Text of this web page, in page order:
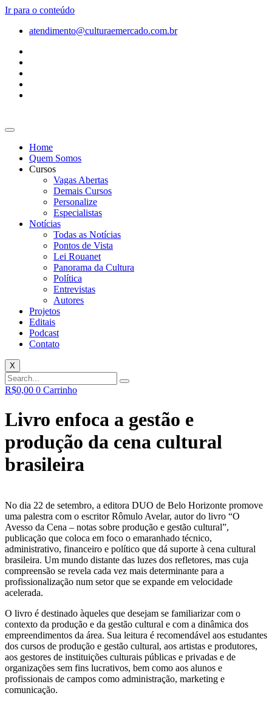
Ir para o conteúdo
atendimento@culturaemercado.com.br
Home
Quem Somos
Cursos
Vagas Abertas
Demais Cursos
Personalize
Especialistas
Notícias
Todas as Notícias
Pontos de Vista
Lei Rouanet
Panorama da Cultura
Política
Entrevistas
Autores
Projetos
Editais
Podcast
Contato
X
R$0,00 0 Carrinho
Livro enfoca a gestão e
produção da cena cultural
brasileira
No dia 22 de setembro, a editora DUO de Belo Horizonte promove
uma palestra com o escritor Rômulo Avelar, autor do livro “O
Avesso da Cena – notas sobre produção e gestão cultural”,
publicação que coloca em foco o emaranhado técnico,
administrativo, financeiro e político que dá suporte à cena cultural
brasileira. Um mundo distante das luzes dos refletores, mas cuja
compreensão se revela cada vez mais determinante para a
profissionalização num setor que se expande em velocidade
acelerada.
O livro é destinado àqueles que desejam se familiarizar com o
contexto da produção e da gestão cultural e com a dinâmica dos
empreendimentos da área. Sua leitura é recomendável aos estudantes
dos cursos de produção e gestão cultural, aos artistas e produtores,
aos gestores de instituições culturais públicas e privadas e de
organizações sem fins lucrativos, bem como aos alunos e
profissionais de campos como administração, marketing e
comunicação.